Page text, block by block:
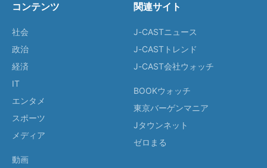
コンテンツ
社会
政治
経済
IT
エンタメ
スポーツ
メディア
動画
関連サイト
J-CASTニュース
J-CASTトレンド
J-CAST会社ウォッチ
BOOKウォッチ
東京バーゲンマニア
Jタウンネット
ゼロまる